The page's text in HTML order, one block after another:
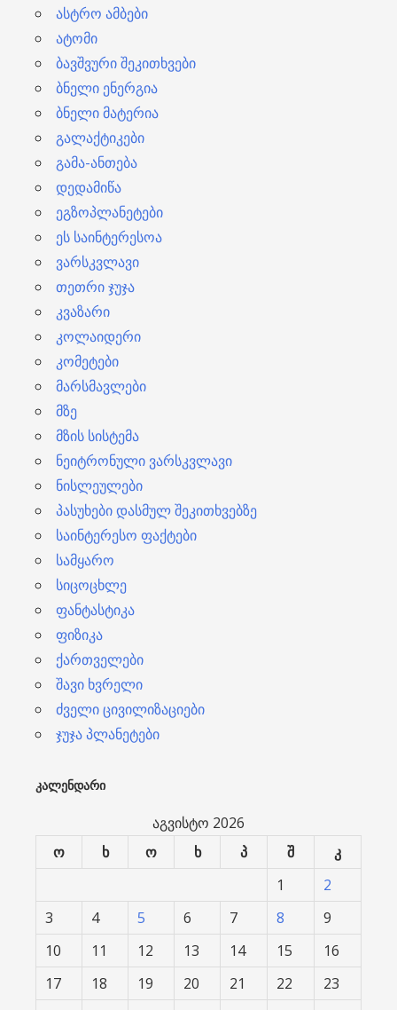
ასტრო ამბები
ატომი
ბავშვური შეკითხვები
ბნელი ენერგია
ბნელი მატერია
გალაქტიკები
გამა-ანთება
დედამიწა
ეგზოპლანეტები
ეს საინტერესოა
ვარსკვლავი
თეთრი ჯუჯა
კვაზარი
კოლაიდერი
კომეტები
მარსმავლები
მზე
მზის სისტემა
ნეიტრონული ვარსკვლავი
ნისლეულები
პასუხები დასმულ შეკითხვებზე
საინტერესო ფაქტები
სამყარო
სიცოცხლე
ფანტასტიკა
ფიზიკა
ქართველები
შავი ხვრელი
ძველი ცივილიზაციები
ჯუჯა პლანეტები
ᲙᲐᲚᲔᲜᲓᲐᲠᲘ
აგვისტო 2026
ო
ხ ო ხ პ შ
კ
1
2
3
4 5 6 7 8
9
10
11 12 13 14 15
16
17
18 19 20 21 22
23